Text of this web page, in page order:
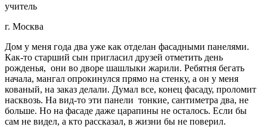
учитель
г. Москва
Дом у меня года два уже как отделан фасадными панелями.
Как-то старший сын пригласил друзей отметить день
рожденья, они во дворе шашлыки жарили. Ребятня бегать
начала, мангал опрокинулся прямо на стенку, а он у меня
кованый, на заказ делали. Думал все, конец фасаду, проломит
насквозь. На вид-то эти панели тонкие, сантиметра два, не
больше. Но на фасаде даже царапины не осталось. Если бы
сам не видел, а кто рассказал, в жизни бы не поверил.